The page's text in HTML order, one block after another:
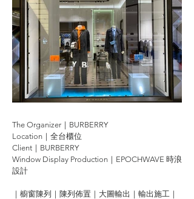
The Organizer｜BURBERRY
Location｜全台櫃位
Client｜BURBERRY
Window Display Production｜EPOCHWAVE 時浪
設計
｜櫥窗陳列｜陳列佈置｜大圖輸出｜輸出施工｜